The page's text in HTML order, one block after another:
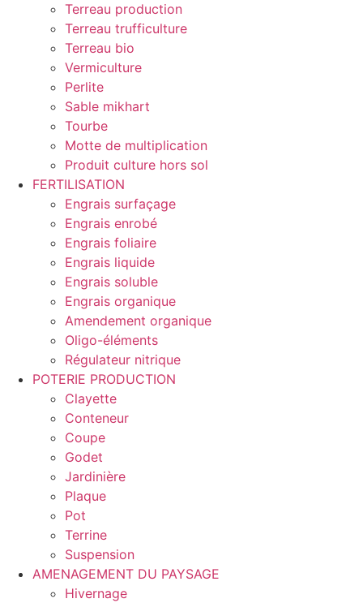
Terreau production
Terreau trufficulture
Terreau bio
Vermiculture
Perlite
Sable mikhart
Tourbe
Motte de multiplication
Produit culture hors sol
FERTILISATION
Engrais surfaçage
Engrais enrobé
Engrais foliaire
Engrais liquide
Engrais soluble
Engrais organique
Amendement organique
Oligo-éléments
Régulateur nitrique
POTERIE PRODUCTION
Clayette
Conteneur
Coupe
Godet
Jardinière
Plaque
Pot
Terrine
Suspension
AMENAGEMENT DU PAYSAGE
Hivernage